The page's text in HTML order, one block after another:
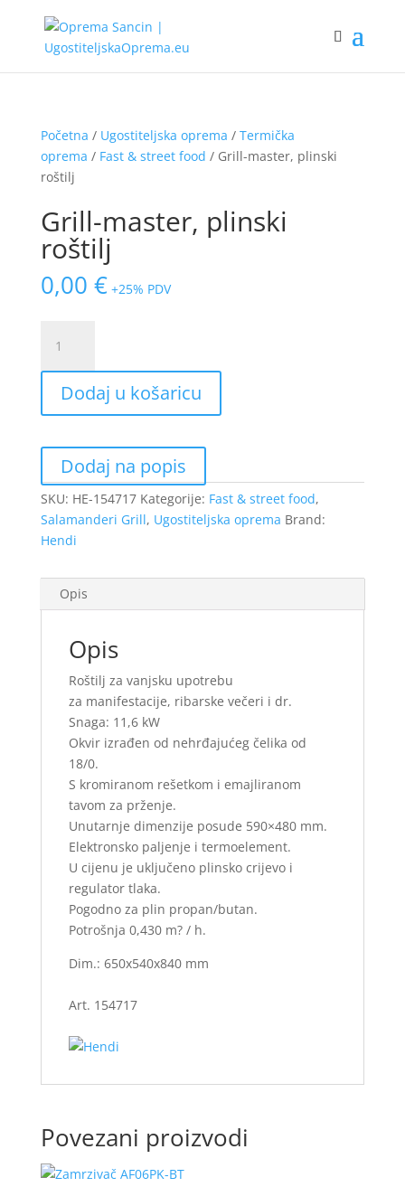
Početna / Ugostiteljska oprema / Termička
oprema / Fast & street food / Grill-master, plinski
roštilj
Grill-master, plinski
roštilj
0,00 € +25% PDV
master,
plinski
roštilj
količina
Dodaj u košaricu
Dodaj na popis
SKU: HE-154717 Kategorije: Fast & street food,
Salamanderi Grill, Ugostiteljska oprema Brand:
Hendi
Opis
Opis
Roštilj za vanjsku upotrebu
za manifestacije, ribarske večeri i dr.
Snaga: 11,6 kW
Okvir izrađen od nehrđajućeg čelika od
18/0.
S kromiranom rešetkom i emajliranom
tavom za prženje.
Unutarnje dimenzije posude 590×480 mm.
Elektronsko paljenje i termoelement.
U cijenu je uključeno plinsko crijevo i
regulator tlaka.
Pogodno za plin propan/butan.
Potrošnja 0,430 m? / h.
Dim.: 650x540x840 mm
Art. 154717
Povezani proizvodi